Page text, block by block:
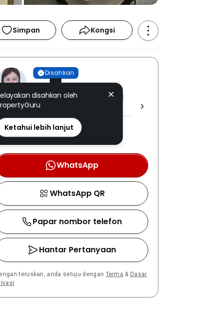
Simpan Kongsi
Disahkan
Kinki Teow
THE ROOF REALTY SDN. BHD. [ E
(1) 1605/1 ]
REN: 30502 disahkan
Nombor berdaftar LPEPH
WhatsApp
WhatsApp QR
Papar nombor telefon
Hantar Pertanyaan
teruskan, anda setuju dengan Terma & Dasar
disahkan oleh
Ketahui lebih lanjut